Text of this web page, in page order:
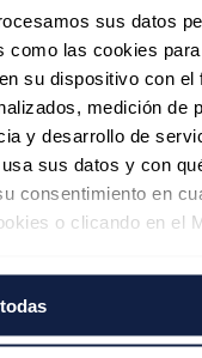
sus datos
como las cookies para
su dispositivo con el
medición de
y desarrollo de
sus datos y con
consentimiento en
o clicando en el
ubicación geográfica
un 1,4 %, a
de acuerdo